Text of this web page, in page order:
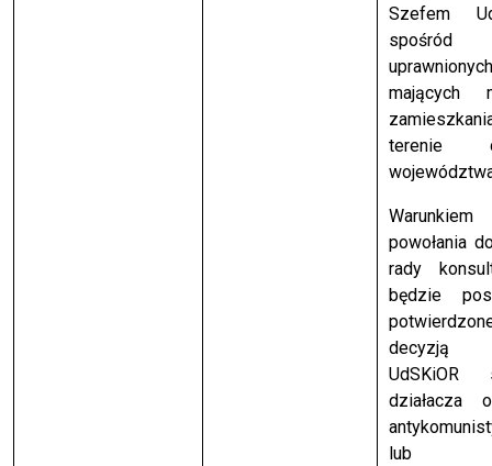
Szefem
spośród
mających
terenie
Warunkiem
powołania
rady
będzie
decyzją
UdSKiOR
działacza
lub